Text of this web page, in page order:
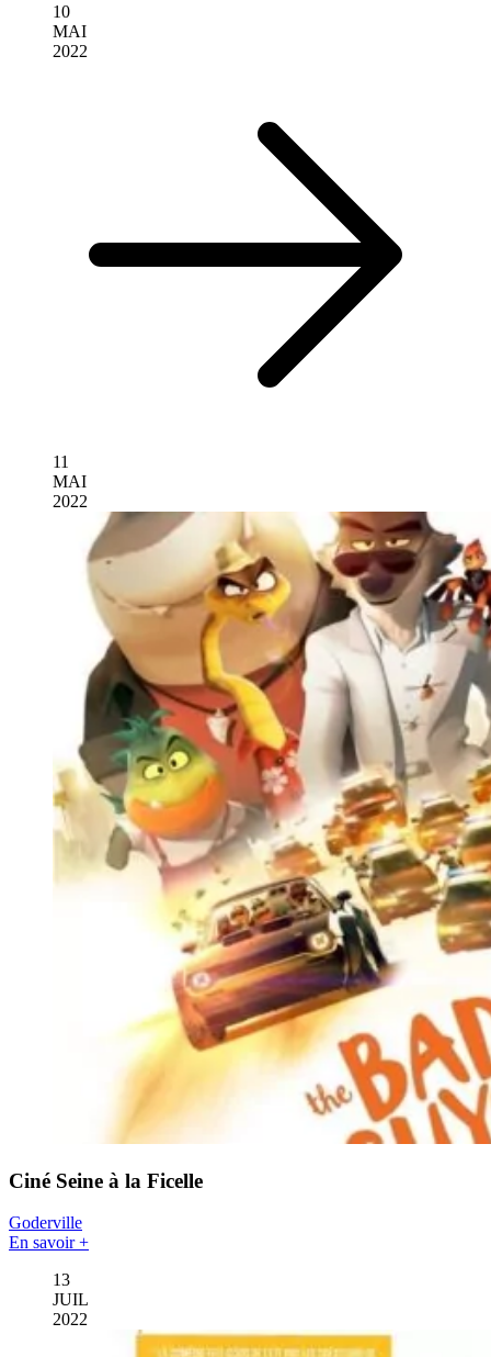
10
MAI
2022
11
MAI
2022
Ciné Seine à la Ficelle
Goderville
En savoir +
13
JUIL
2022